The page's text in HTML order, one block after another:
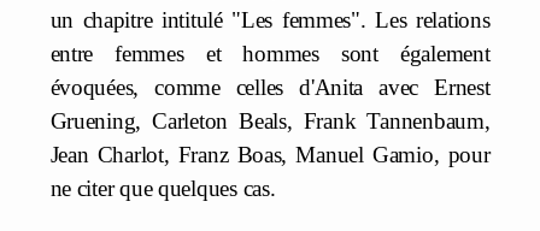
un chapitre intitulé "Les femmes". Les relations
entre femmes et hommes sont également
évoquées, comme celles d'Anita avec Ernest
Gruening, Carleton Beals, Frank Tannenbaum,
Jean Charlot, Franz Boas, Manuel Gamio, pour
ne citer que quelques cas.